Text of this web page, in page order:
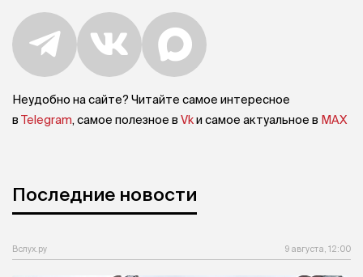
Неудобно на сайте? Читайте самое интересное
в Telegram, самое полезное в Vkи самое актуальное в MAX
Последние новости
Вслух.ру 9 августа, 12:00